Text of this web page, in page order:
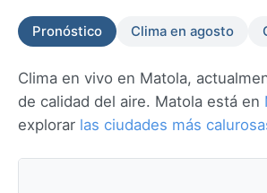
Pronóstico Clima en agosto
Clima en vivo en Matola,
de calidad del aire. Matola está en
explorar las ciudades más